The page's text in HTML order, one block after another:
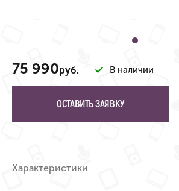
75 990руб. В наличии
ОСТАВИТЬ ЗАЯВКУ
Характеристики